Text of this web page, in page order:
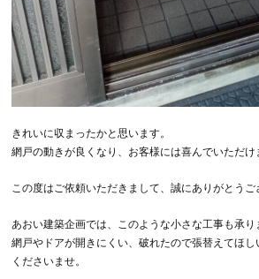
きれいに収まったかと思います。
網戸の動きが良くなり、お客様には喜んでいただけ
この度はご依頼いただきまして、誠にありがとうご
あおい建築企画では、このような小さな工事も承り
網戸やドアが開きにくい、破れたので張替えてほ
くださいませ。